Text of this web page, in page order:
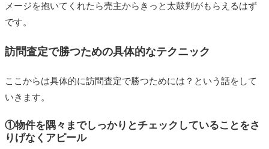
メージを抱いてくれたら売主からきっと太鼓判がもらえるはず
です。
訪問査定で勝つための具体的なテクニック
ここからは具体的に訪問査定で勝つためには？という話をして
いきます。
①物件を隅々までしっかりとチェックしていることをさ
りげなくアピール